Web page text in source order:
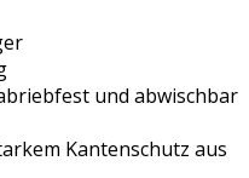
und abwischbar
Kantenschutz aus